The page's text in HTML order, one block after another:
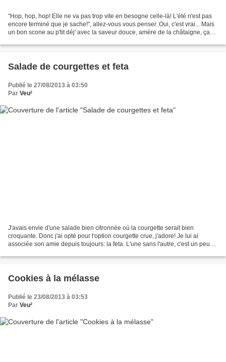
"Hop, hop, hop! Elle ne va pas trop vite en besogne celle-là! L'été n'est pas
encore terminé que je sache!", allez-vous vous penser. Oui, c'est vrai... Mais
un bon scone au p'tit déj' avec la saveur douce, amère de la châtaigne, ça
Salade de courgettes et feta
Publié le 27/08/2013 à 03:50
Par Veu²
J'avais envie d'une salade bien citronnée où la courgette serait bien
croquante. Donc j'ai opté pour l'option courgette crue, j'adore! Je lui ai
associée son amie depuis toujours: la feta. L'une sans l'autre, c'est un peu
Cookies à la mélasse
Publié le 23/08/2013 à 03:53
Par Veu²